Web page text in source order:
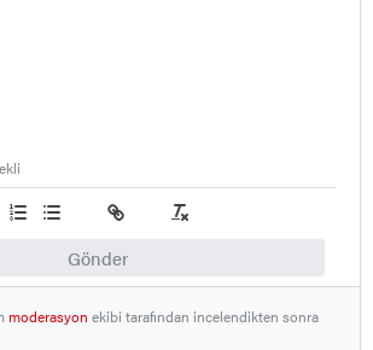
Gönder
moderasyon ekibi tarafından incelendikten sonra